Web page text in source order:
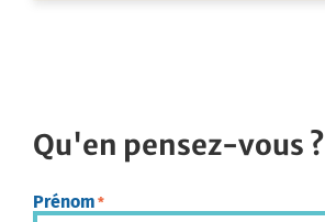
Qu'en pensez-vous ?
Prénom *